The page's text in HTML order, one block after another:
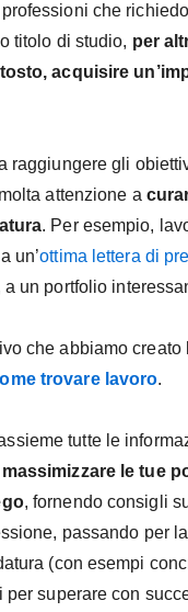
che
titolo di studio, per
acquisire
raggiungere gli
attenzione a
. Per esempio,
un’ottima lettera di
un portfolio
che abbiamo creato
trovare lavoro.
tutte le
massimizzare le tue
, fornendo consigli
passando per
(con esempi
superare con